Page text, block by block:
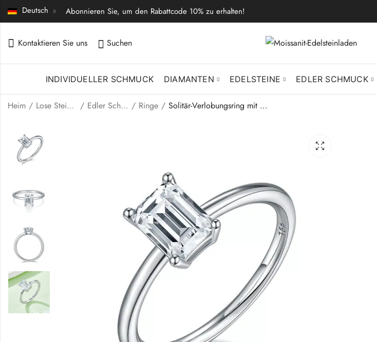
Deutsch Abonnieren Sie, um den Rabattcode 10% zu erhalten!
Kontaktieren Sie uns Suchen
INDIVIDUELLER SCHMUCK DIAMANTEN EDELSTEINE EDLER SCHMUCK
Heim Lose Steine | Feiner Schmuck Edler Schmuck Ringe Solitär-Verlobungsring mit Moissanit im Smaragdschliff